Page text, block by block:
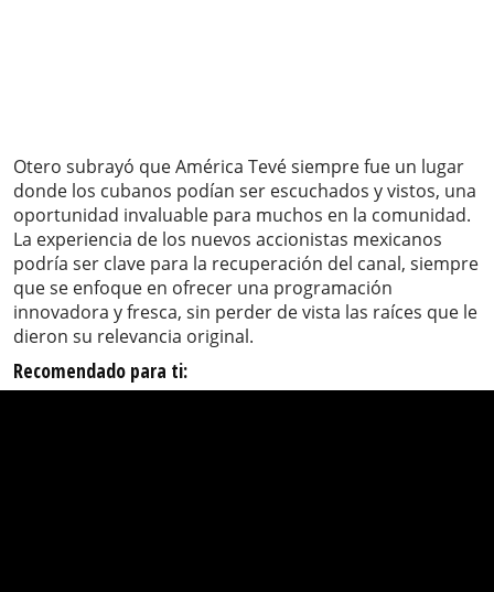
Otero subrayó que América Tevé siempre fue un lugar
donde los cubanos podían ser escuchados y vistos, una
oportunidad invaluable para muchos en la comunidad.
La experiencia de los nuevos accionistas mexicanos
podría ser clave para la recuperación del canal, siempre
que se enfoque en ofrecer una programación
innovadora y fresca, sin perder de vista las raíces que le
dieron su relevancia original.
Recomendado para ti: